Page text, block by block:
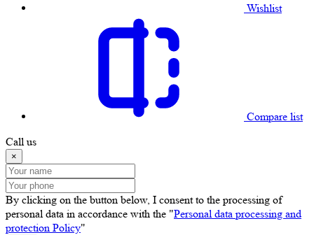
Wishlist
Compare list
Call us
×
By clicking on the button below, I consent to the processing of
personal data in accordance with the "Personal data processing and
protection Policy"